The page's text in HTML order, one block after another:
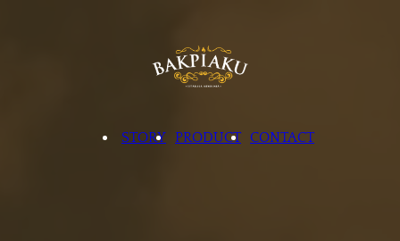
STORY PRODUCT CONTACT